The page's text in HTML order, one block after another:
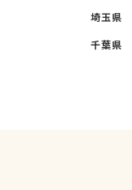
埼玉県
千葉県